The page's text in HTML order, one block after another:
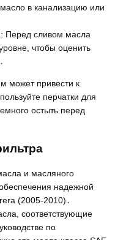
в канализацию или
Перед сливом масла
чтобы оценить
может привести к
перчатки для
остыть перед
и масляного
надежной
(2005-2010)․
соответствующие
по